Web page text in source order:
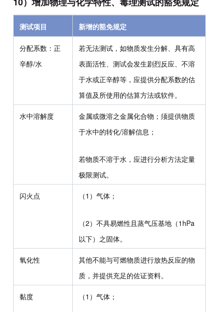
测试项目 新增的豁免规定
分配系数：正
辛醇/水
若无法测试，如物质发生分解、具有高
表面活性、测试会发生剧烈反应、不溶
于水或正辛醇等，应提供分配系数的估
算值及所使用的估算方法或软件。
水中溶解度
金属或微溶之金属化合物；须提供物质
于水中的转化/溶解信息；
若物质不溶于水，应进行分析方法定量
极限测试。
闪火点 （1）气体；
（2）不具易燃性且蒸气压基地（1hPa
以下）之固体。
氧化性
其他不能与可燃物质进行放热反应的物
质，并提供充足的佐证资料。
黏度 （1）气体；